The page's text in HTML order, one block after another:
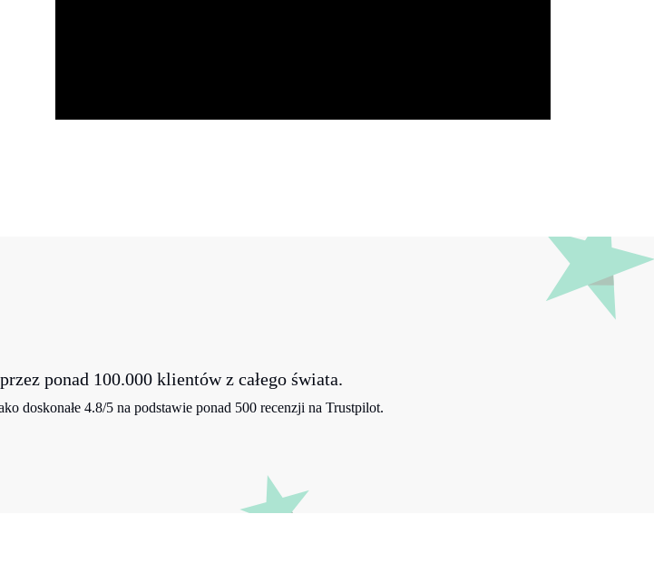
ponad 100.000 klientów z całego świata.
doskonałe 4.8/5 na podstawie ponad 500 recenzji na Trustpilot.